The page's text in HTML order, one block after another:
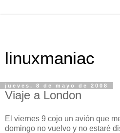
linuxmaniac
jueves, 8 de mayo de 2008
Viaje a London
El viernes 9 cojo un avión que
domingo no vuelvo y no estaré